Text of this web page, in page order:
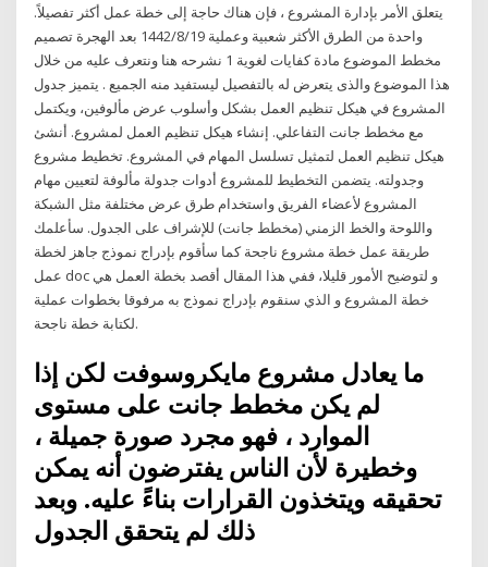
يتعلق الأمر بإدارة المشروع ، فإن هناك حاجة إلى خطة عمل أكثر تفصيلاً.
واحدة من الطرق الأكثر شعبية وعملية 19‏‏/8‏‏/1442 بعد الهجرة تصميم
مخطط الموضوع مادة كفايات لغوية 1 نشرحه هنا ونتعرف عليه من خلال
هذا الموضوع والذى يتعرض له بالتفصيل ليستفيد منه الجميع . يتميز جدول
المشروع في هيكل تنظيم العمل بشكل وأسلوب عرض مألوفين، ويكتمل
مع مخطط جانت التفاعلي. إنشاء هيكل تنظيم العمل لمشروع. أنشئ
هيكل تنظيم العمل لتمثيل تسلسل المهام في المشروع. تخطيط مشروع
وجدولته. يتضمن التخطيط للمشروع أدوات جدولة مألوفة لتعيين مهام
المشروع لأعضاء الفريق واستخدام طرق عرض مختلفة مثل الشبكة
واللوحة والخط الزمني (مخطط جانت) للإشراف على الجدول. سأعلمك
طريقة عمل خطة مشروع ناجحة كما سأقوم بإدراج نموذج جاهز لخطة
عمل doc و لتوضيح الأمور قليلا، ففي هذا المقال أقصد بخطة العمل هي
خطة المشروع و الذي سنقوم بإدراج نموذج به مرفوقا بخطوات عملية
لكتابة خطة ناجحة.
ما يعادل مشروع مايكروسوفت لكن إذا
لم يكن مخطط جانت على مستوى
الموارد ، فهو مجرد صورة جميلة ،
وخطيرة لأن الناس يفترضون أنه يمكن
تحقيقه ويتخذون القرارات بناءً عليه. وبعد
ذلك لم يتحقق الجدول